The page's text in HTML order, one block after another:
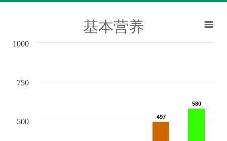
基本营养
497
497
580
580
500
750
1000